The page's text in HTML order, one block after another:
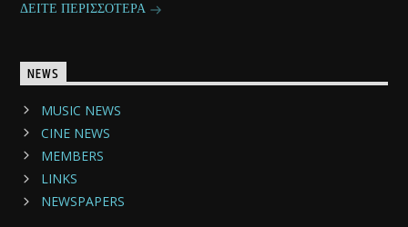
ΔΕΙΤΕ ΠΕΡΙΣΣΟΤΕΡΑ
NEWS
MUSIC NEWS
CINE NEWS
MEMBERS
LINKS
NEWSPAPERS